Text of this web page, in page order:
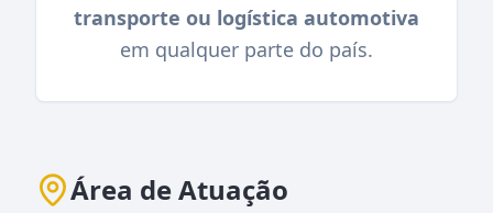
transporte ou logística automotiva
em qualquer parte do país.
Área de Atuação